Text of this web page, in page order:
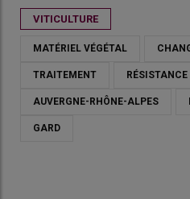
VITICULTURE
MATÉRIEL VÉGÉTAL
TRAITEMENT RÉSISTANCE
AUVERGNE-RHÔNE-ALPES
GARD